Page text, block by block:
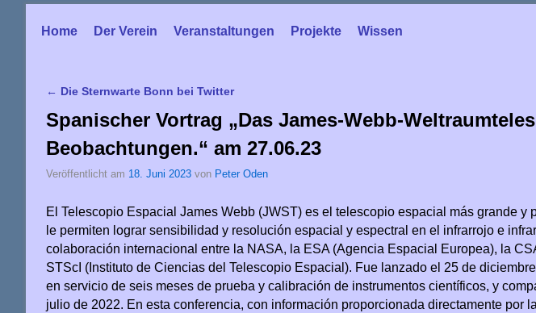
Zum Inhalt wechseln
Zum sekundären Inhalt wechseln
Home Der Verein Veranstaltungen Projekte Wissen
Artikelnavigation
← Die Sternwarte Bonn bei Twitter
Spanischer Vortrag „Das James-Webb-
Beobachtungen.“ am 27.06.23
Veröffentlicht am 18. Juni 2023 von Peter Oden
El Telescopio Espacial James Webb (JWST) es el telescopio espacial más grande y
le permiten lograr sensibilidad y resolución espacial y espectral en el infrarrojo e
colaboración internacional entre la NASA, la ESA (Agencia Espacial Europea), la
STScI (Instituto de Ciencias del Telescopio Espacial). Fue lanzado el 25 de
en servicio de seis meses de prueba y calibración de instrumentos científicos, y
julio de 2022. En esta conferencia, con información proporcionada directamente por